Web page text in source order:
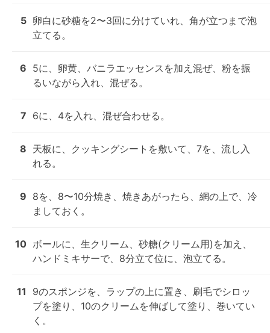
5 卵白に砂糖を2〜3回に分けていれ、角が立つまで泡
立てる。
6 5に、卵黄、バニラエッセンスを加え混ぜ、粉を振
るいながら入れ、混ぜる。
7 6に、4を入れ、混ぜ合わせる。
8 天板に、クッキングシートを敷いて、7を、流し入
れる。
9 8を、8〜10分焼き、焼きあがったら、網の上で、冷
ましておく。
10 ボールに、生クリーム、砂糖(クリーム用)を加え、
ハンドミキサーで、8分立て位に、泡立てる。
11
9のスポンジを、ラップの上に置き、刷毛でシロッ
プを塗り、10のクリームを伸ばして塗り、巻いてい
く。